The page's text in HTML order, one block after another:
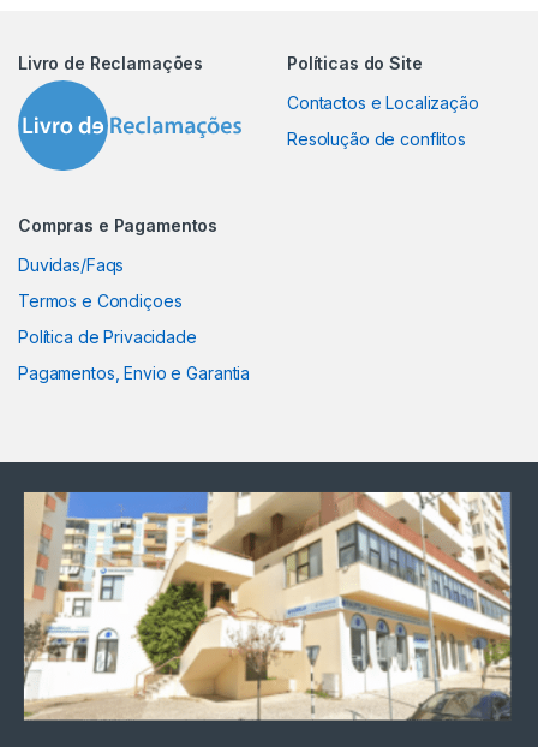
Livro de Reclamações
Políticas do Site
Contactos e Localização
Resolução de conflitos
Compras e Pagamentos
Duvidas/Faqs
Termos e Condiçoes
Política de Privacidade
Pagamentos, Envio e Garantia